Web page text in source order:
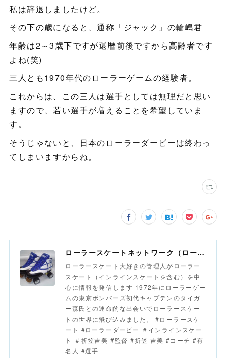
私は辞退しましたけど。
その下の歳になると、通称「ジャック」の輪嶋君
年齢は2～3歳下ですが還暦前後ですから高齢者です
よね(笑)
三人とも1970年代のローラーゲームの経験者。
これからは、この三人は選手としては無理だと思い
ますので、若い選手が増えることを希望していま
す。
そうじゃないと、日本のローラーダービーは終わっ
てしまいますからね。
ローラースケートネットワーク（ローラースポーツネットワーク）
ローラースケート大好きの管理人がローラー
スケート（インラインスケートを含む）を中
心に情報を発信します 1972年にローラーゲー
ムの東京ボンバーズ初代キャプテンのタイガ
ー森氏との運命的な出会いでローラースケー
トの世界に飛び込みました。 #ローラースケ
ート #ローラーダービー ＃インラインスケー
ト ＃折笠吉美 #監督 #折笠 吉美 #コーチ #有
名人 #選手